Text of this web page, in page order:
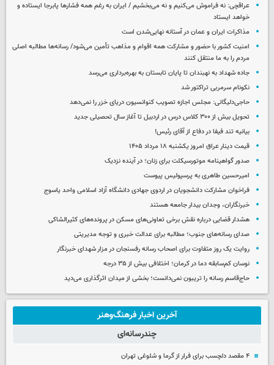
عراقچی: نه فراموش می‌کنیم و نه می‌بخشیم / ایران به رغم همه فشارها پابرجا ایستاده و
خواهد ایستاد
مذاکرات ایران و عمان در آستانه نهایی‌شدن است
امنیت کشور با حضور و مشارکت همه اقوام و مذاهب تأمین می‌شود/ رسانه‌ها مطالبه اصلی
مردم را به ما منتقل کنند
جاده شهداد به نهبندان تا پایان تابستان به بهره‌برداری می‌رسد
نکونام سرمربی تراکتور شد
حاجی‌دلیگانی: مجلس اجازه تصویب کنوانسیون دریای خزر را نمی‌دهد
تحویل بیش از ۳۰۰ کلاس درس در اردبیل تا آغاز سال تحصیلی جدید
بیانیه تند فیفا در دفاع از آقای رئیس!
قیمت دینار عراق امروز یکشنبه ۱۸ مرداد ۱۴۰۵
صدور گواهینامه موتورسیکلت برای زنان؛ در آینده نزدیک
امیرحسین طاهری به پرسپولیس پیوست
فراخوان مشارکت دانشجویان در اردوی جهادی دانشگاه آزاد اسلامی واحد یاسوج
خبرنگاران، وجدان بیدار جامعه هستند
هشدار قضایی درباره نقش برخی تعاونی‌های مسکن در پرونده‌های کثیرالشاکی
صدای رسانه‌های جنوب؛ مطالبه برای عدالت خبری و توجه مدیریتی
روایت یک روز متفاوت برای اصحاب رسانه رفسنجان در مزار شهدای خبرنگار
نوسان کم‌سابقه دما در کرمان؛ اختلافی بیش از ۳۵ درجه
حاج‌قاسم رسانه را تریبون نمی‌دانست؛ بخشی از میدان اثرگذاری می‌دید
آخرین اخبار فرهنگ‌وهنر
چندرسانه‌ای
۴ مقصد دلچسب برای فرار از گرما و شلوغی تهران